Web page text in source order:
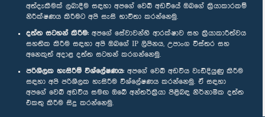
අත්දැකීමක් ලබාදීම සඳහා අපගේ වෙබ් අඩවියේ ඔබගේ ක්‍රියාකාරකම්
නිරීක්ෂණය කිරීමට අපි සැසි භාවිතා කරන්නෙමු.
දත්ත සටහන් කිරීම: අපගේ සේවාවන්හි ආරක්ෂාව සහ ක්‍රියාකාරීත්වය
සහතික කිරීම සඳහා අපි ඔබගේ IP ලිපිනය, උපාංග විස්තර සහ
අනෙකුත් අදාළ දත්ත සටහන් කරගන්නෙමු.
පරිශීලක හැසිරීම් විශ්ලේෂණය: අපගේ වෙබ් අඩවිය වැඩිදියුණු කිරීම
සඳහා අපි පරිශීලක හැසිරීම විශ්ලේෂණය කරන්නෙමු. ඒ සඳහා
අපගේ වෙබ් අඩවිය සමඟ ඔබේ අන්තර්ක්‍රියා පිළිබඳ නිර්නාමික දත්ත
එකතු කිරීම සිදු කරන්නෙමු.
අප හා සම්බන්ධ වී සිටින්න :
සම්මාන
පෞද්ගලිකත්ව ප්‍රතිපත්තිය